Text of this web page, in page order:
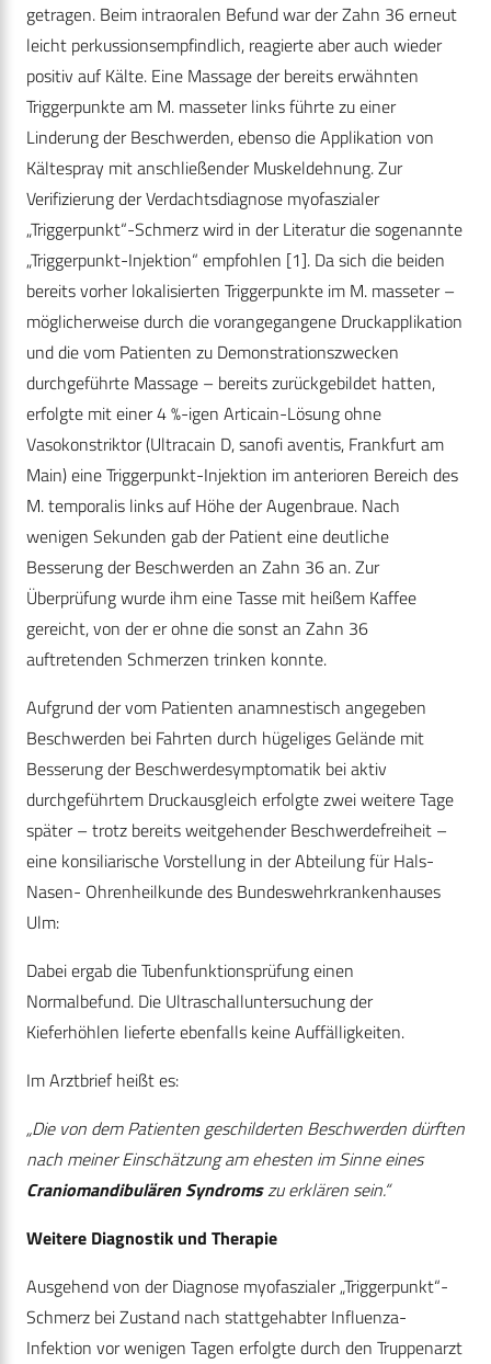
getragen. Beim intraoralen Befund war der Zahn 36 erneut
leicht perkussionsempfindlich, reagierte aber auch wieder
positiv auf Kälte. Eine Massage der bereits erwähnten
Triggerpunkte am M. masseter links führte zu einer
Linderung der Beschwerden, ebenso die Applikation von
Kältespray mit anschließender Muskeldehnung. Zur
Verifizierung der Verdachtsdiagnose myofaszialer
„Triggerpunkt“-Schmerz wird in der Literatur die sogenannte
„Triggerpunkt-Injektion“ empfohlen [1]. Da sich die beiden
bereits vorher lokalisierten Triggerpunkte im M. masseter –
möglicherweise durch die vorangegangene Druckapplikation
und die vom Patienten zu Demonstrationszwecken
durchgeführte Massage – bereits zurückgebildet hatten,
erfolgte mit einer 4 %-igen Articain-Lösung ohne
Vasokonstriktor (Ultracain D, sanofi aventis, Frankfurt am
Main) eine Triggerpunkt-Injektion im anterioren Bereich des
M. temporalis links auf Höhe der Augenbraue. Nach
wenigen Sekunden gab der Patient eine deutliche
Besserung der Beschwerden an Zahn 36 an. Zur
Überprüfung wurde ihm eine Tasse mit heißem Kaffee
gereicht, von der er ohne die sonst an Zahn 36
auftretenden Schmerzen trinken konnte.
Aufgrund der vom Patienten anamnestisch angegeben
Beschwerden bei Fahrten durch hügeliges Gelände mit
Besserung der Beschwerdesymptomatik bei aktiv
durchgeführtem Druckausgleich erfolgte zwei weitere Tage
später – trotz bereits weitgehender Beschwerdefreiheit –
eine konsiliarische Vorstellung in der Abteilung für Hals-
Nasen- Ohrenheilkunde des Bundeswehrkrankenhauses
Ulm:
Dabei ergab die Tubenfunktionsprüfung einen
Normalbefund. Die Ultraschalluntersuchung der
Kieferhöhlen lieferte ebenfalls keine Auffälligkeiten.
Im Arztbrief heißt es:
„Die von dem Patienten geschilderten Beschwerden dürften
nach meiner Einschätzung am ehesten im Sinne eines
Craniomandibulären Syndromszu erklären sein.“
Weitere Diagnostik und Therapie
Ausgehend von der Diagnose myofaszialer „Triggerpunkt“-
Schmerz bei Zustand nach stattgehabter Influenza-
Infektion vor wenigen Tagen erfolgte durch den Truppenarzt